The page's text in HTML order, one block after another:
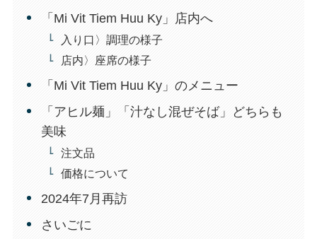
「Mi Vit Tiem Huu Ky」店内へ
入り口〉調理の様子
店内〉座席の様子
「Mi Vit Tiem Huu Ky」のメニュー
「アヒル麺」「汁なし混ぜそば」どちらも
美味
注文品
価格について
2024年7月再訪
さいごに